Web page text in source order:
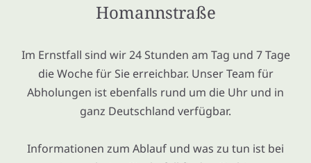
Homannstraße
Im Ernstfall sind wir 24 Stunden am Tag und 7 Tage
die Woche für Sie erreichbar. Unser Team für
Abholungen ist ebenfalls rund um die Uhr und in
ganz Deutschland verfügbar.
Informationen zum Ablauf und was zu tun ist bei